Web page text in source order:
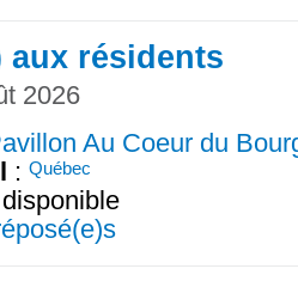
aux résidents
2026
Au Coeur du
: Québec